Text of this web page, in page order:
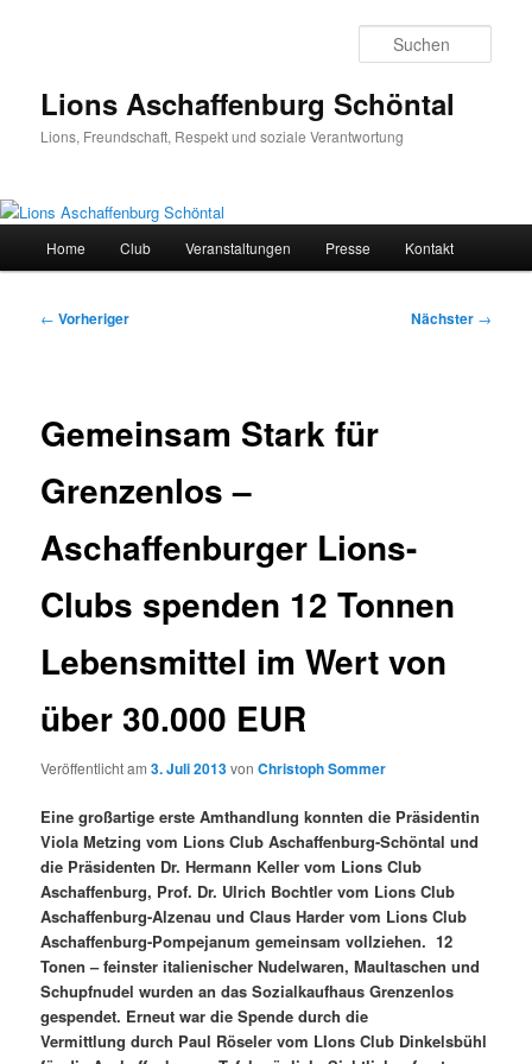
Lions Aschaffenburg Schöntal
Lions, Freundschaft, Respekt und soziale Verantwortung
Home Club Veranstaltungen Presse Kontakt
Beitragsnavigation
← Vorheriger Nächster →
Gemeinsam Stark für
Grenzenlos –
Aschaffenburger Lions-
Clubs spenden 12 Tonnen
Lebensmittel im Wert von
über 30.000 EUR
Veröffentlicht am3. Juli 2013vonChristoph Sommer
Eine großartige erste Amthandlung konnten die Präsidentin
Viola Metzing vom Lions Club Aschaffenburg-Schöntal und
die Präsidenten Dr. Hermann Keller vom Lions Club
Aschaffenburg, Prof. Dr. Ulrich Bochtler vom Lions Club
Aschaffenburg-Alzenau und Claus Harder vom Lions Club
Aschaffenburg-Pompejanum gemeinsam vollziehen. 12
Tonen – feinster italienischer Nudelwaren, Maultaschen und
Schupfnudel wurden an das Sozialkaufhaus Grenzenlos
gespendet. Erneut war die Spende durch die
Vermittlung durch Paul Röseler vom LIons Club Dinkelsbühl